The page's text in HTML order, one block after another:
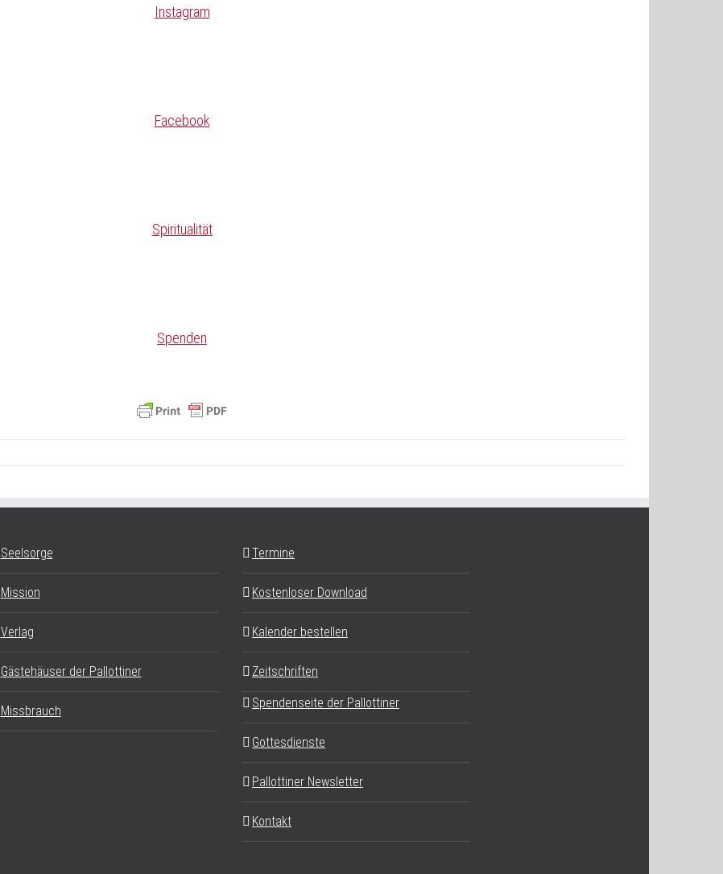
Instagram
Facebook
Spiritualität
Spenden
Seelsorge
Mission
Verlag
Gästehäuser der Pallottiner
Missbrauch
Termine
Kostenloser Download
Kalender bestellen
Zeitschriften
Spendenseite der Pallottiner
Gottesdienste
Pallottiner Newsletter
Kontakt